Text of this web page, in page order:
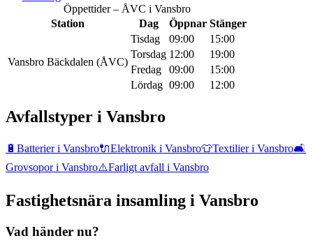
Öppettider – ÅVC i Vansbro
Station
Dag Öppnar Stänger
Vansbro Bäckdalen (ÅVC)
Tisdag 09:00
15:00
Torsdag 12:00
19:00
Fredag
09:00
15:00
Lördag 09:00 12:00
Avfallstyper i Vansbro
🔋 Batterieri Vansbro🔌Elektronik i Vansbro👕Textilieri Vansbro🛋️
Grovsopori Vansbro⚠️Farligt avfall i Vansbro
Fastighetsnära insamling i Vansbro
Vad händer nu?